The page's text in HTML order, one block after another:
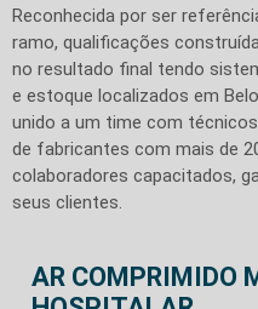
Reconhecida por ser
ramo, qualificações
no resultado final tendo
e estoque localizados em
unido a um time com
de fabricantes com mais de
colaboradores capacitados,
seus clientes.
AR COMPRIMIDO